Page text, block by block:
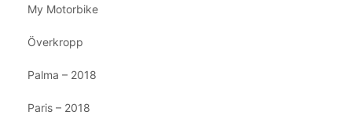
My Motorbike
Överkropp
Palma – 2018
Paris – 2018